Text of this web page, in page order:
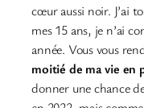
cœur aussi noir. J’ai
mes 15 ans, je n’ai
année. Vous vous
moitié de ma vie en
donner une chance